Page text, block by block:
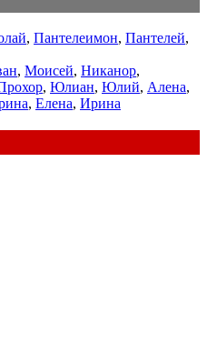
, Пантелеимон, Пантелей,
, Моисей, Никанор,
, Юлиан, Юлий, Алена,
, Елена, Ирина